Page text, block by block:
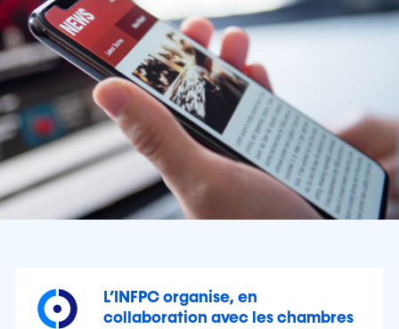
L’INFPC organise, en
collaboration avec les chambres